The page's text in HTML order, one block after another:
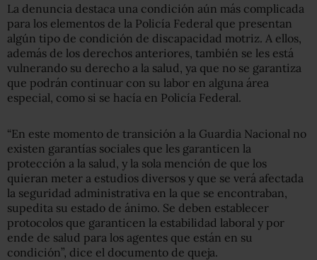
La denuncia destaca una condición aún más complicada
para los elementos de la Policía Federal que presentan
algún tipo de condición de discapacidad motriz. A ellos,
además de los derechos anteriores, también se les está
vulnerando su derecho a la salud, ya que no se garantiza
que podrán continuar con su labor en alguna área
especial, como si se hacía en Policía Federal.
“En este momento de transición a la Guardia Nacional no
existen garantías sociales que les garanticen la
protección a la salud, y la sola mención de que los
quieran meter a estudios diversos y que se verá afectada
la seguridad administrativa en la que se encontraban,
supedita su estado de ánimo. Se deben establecer
protocolos que garanticen la estabilidad laboral y por
ende de salud para los agentes que están en su
condición”, dice el documento de queja.